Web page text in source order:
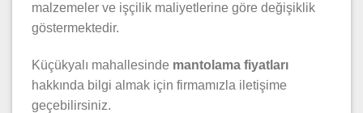
malzemeler ve işçilik maliyetlerine göre değişiklik
göstermektedir.
Küçükyalı mahallesinde mantolama fiyatları
hakkında bilgi almak için firmamızla iletişime
geçebilirsiniz.